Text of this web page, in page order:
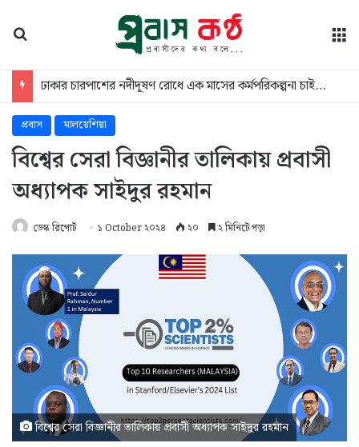
জুলাই তথ্যচিত্রের ত্রুটি, মুক্তিযুদ্ধ মন্ত্রণালয়ের দুঃখ প্রকাশ
প্রবাস মালয়েশিয়া
বিশ্বের সেরা বিজ্ঞানীর তালিকায় প্রবাসী
অধ্যাপক সাইদুর রহমান
ডেস্ক রিপোর্ট ১ October ২০২৪ ২০ ২ মিনিটে পড়া
বিশ্বের সেরা বিজ্ঞানীর তালিকায় প্রবাসী অধ্যাপক সাইদুর রহমান